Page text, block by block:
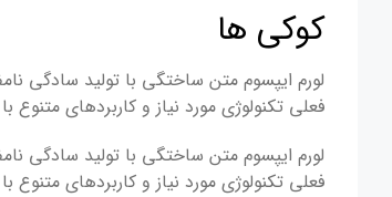
کوکی ها
لورم ایپسوم متن ساختگی با تولید سادگی
فعلی تکنولوژی مورد نیاز و کاربردهای
لورم ایپسوم متن ساختگی با تولید سادگی
فعلی تکنولوژی مورد نیاز و کاربردهای